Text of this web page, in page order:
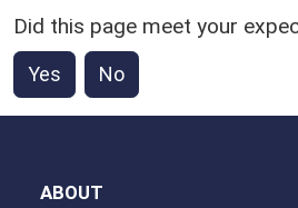
Did this page meet your
Yes No
ABOUT